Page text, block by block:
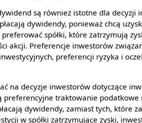
są również istotne dla decyzji
dywidendy, ponieważ chcą
spółki, które zatrzymują
akcji. Preferencje inwestorów
preferencji ryzyka i
na decyzje inwestorów dotyczące
preferencyjne traktowanie podatkowe
dywidendy, zamiast tych, które
w spółki zatrzymujące zyski,